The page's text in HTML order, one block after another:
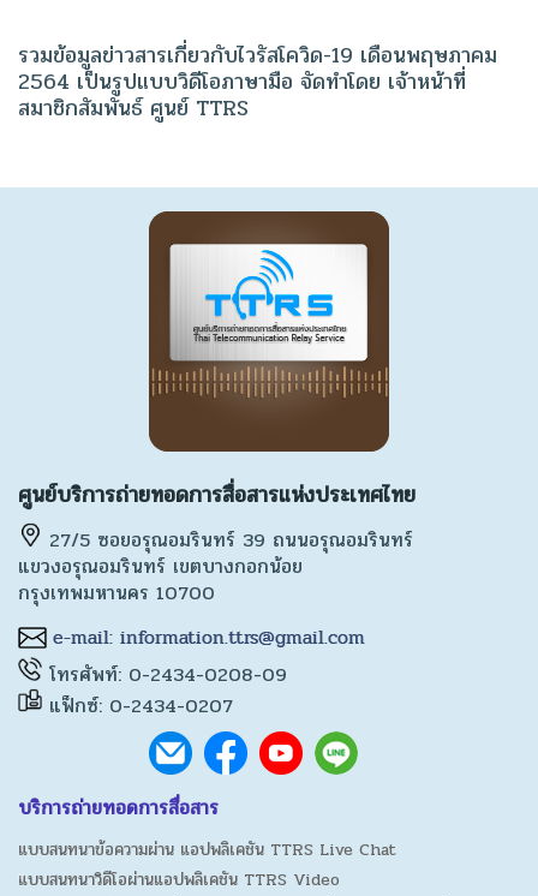
รวมข้อมูลข่าวสารเกี่ยวกับไวรัสโควิด-19 เดือนพฤษภาคม
2564 เป็นรูปแบบวิดีโอภาษามือ จัดทำโดย เจ้าหน้าที่
สมาชิกสัมพันธ์ ศูนย์ TTRS
ศูนย์บริการถ่ายทอดการสื่อสารแห่งประเทศไทย
27/5 ซอยอรุณอมรินทร์ 39 ถนนอรุณอมรินทร์
แขวงอรุณอมรินทร์ เขตบางกอกน้อย
กรุงเทพมหานคร 10700
โทรศัพท์: 0-2434-0208-09
แฟ็กซ์: 0-2434-0207
บริการถ่ายทอดการสื่อสาร
แบบสนทนาข้อความผ่าน แอปพลิเคชัน TTRS Live Chat
แบบสนทนาวิดีโอผ่านแอปพลิเคชัน TTRS Video